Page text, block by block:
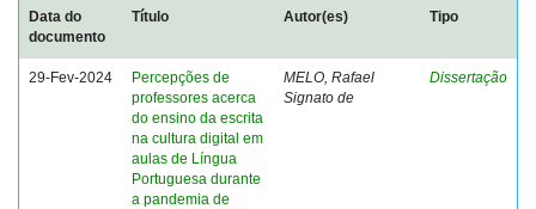
Data do
documento
Título Autor(es) Tipo
29-Fev-2024
Percepções de
professores acerca
do ensino da escrita
na cultura digital em
aulas de Língua
Portuguesa durante
a pandemia de
MELO, Rafael
Signato de
Dissertação